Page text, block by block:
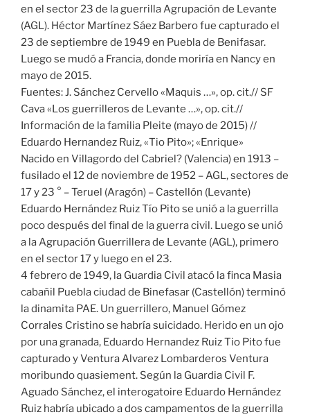
en el sector 23 de la guerrilla Agrupación de Levante
(AGL). Héctor Martínez Sáez Barbero fue capturado el
23 de septiembre de 1949 en Puebla de Benifasar.
Luego se mudó a Francia, donde moriría en Nancy en
mayo de 2015.
Fuentes: J. Sánchez Cervello «Maquis …», op. cit.// SF
Cava «Los guerrilleros de Levante …», op. cit.//
Información de la familia Pleite (mayo de 2015) //
Eduardo Hernandez Ruiz, «Tio Pito»; «Enrique»
Nacido en Villagordo del Cabriel? (Valencia) en 1913 –
fusilado el 12 de noviembre de 1952 – AGL, sectores de
17 y 23 ° – Teruel (Aragón) – Castellón (Levante)
Eduardo Hernández Ruiz Tío Pito se unió a la guerrilla
poco después del final de la guerra civil. Luego se unió
a la Agrupación Guerrillera de Levante (AGL), primero
en el sector 17 y luego en el 23.
4 febrero de 1949, la Guardia Civil atacó la finca Masia
cabañil Puebla ciudad de Binefasar (Castellón) terminó
la dinamita PAE. Un guerrillero, Manuel Gómez
Corrales Cristino se habría suicidado. Herido en un ojo
por una granada, Eduardo Hernandez Ruiz Tio Pito fue
capturado y Ventura Alvarez Lombarderos Ventura
moribundo quasiement. Según la Guardia Civil F.
Aguado Sánchez, el interogatoire Eduardo Hernández
Ruiz habría ubicado a dos campamentos de la guerrilla